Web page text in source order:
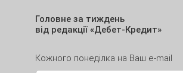
Головне за тиждень
від редакції «Дебет-Кредит»
Кожного понеділка на Ваш e-mail